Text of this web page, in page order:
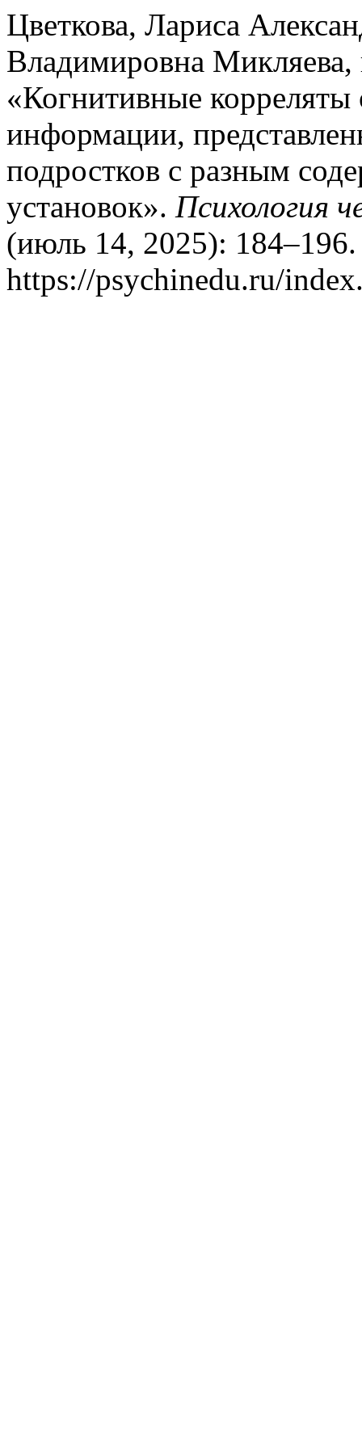
Цветкова, Лариса
Владимировна
«Когнитивные
информации,
подростков с разным
установок». Психология
(июль 14, 2025): 184–196.
https://psychinedu.ru/